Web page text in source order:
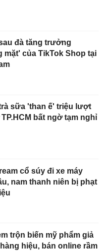
đà tăng trưởng
mặt' của TikTok Shop tại
sữa 'than ế' triệu lượt
bất ngờ tạm nghỉ
cổ súy đi xe máy
nam thanh niên bị phạt
trộn biến mỹ phẩm giả
hiệu, bán online rầm